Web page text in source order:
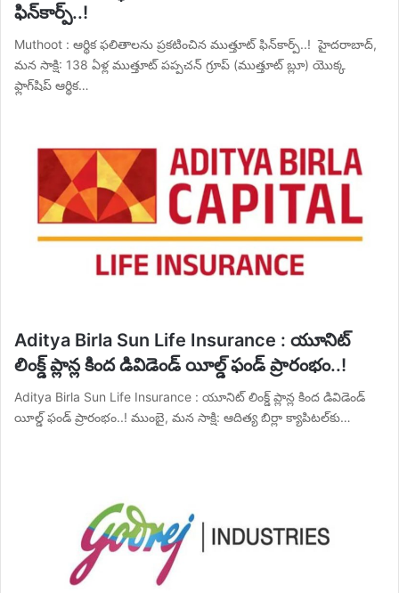
ఫిన్‌కార్ప్..!
Muthoot : ఆర్థిక ఫలితాలను ప్రకటించిన ముత్తూట్ ఫిన్‌కార్ప్..! హైదరాబాద్,
మన సాక్షి: 138 ఏళ్ల ముత్తూట్ పప్పచన్ గ్రూప్ (ముత్తూట్ బ్లూ) యొక్క
ఫ్లాగ్‌షిప్ ఆర్థిక…
Aditya Birla Sun Life Insurance : యూనిట్
లింక్డ్ ప్లాన్ల కింద డివిడెండ్ యీల్డ్ ఫండ్ ప్రారంభం..!
Aditya Birla Sun Life Insurance : యూనిట్ లింక్డ్ ప్లాన్ల కింద డివిడెండ్
యీల్డ్ ఫండ్ ప్రారంభం..! ముంబై, మన సాక్షి: ఆదిత్య బిర్లా క్యాపిటల్‌కు…